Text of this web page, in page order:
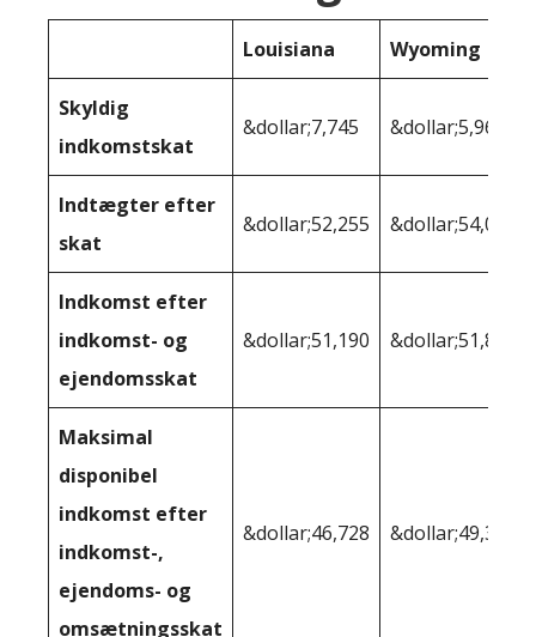
Louisiana Wyoming
Skyldig
indkomstskat
&dollar;7,745 &dollar;5,968
Indtægter efter
skat
&dollar;52,255 &dollar;54,032
Indkomst efter
indkomst- og
ejendomsskat
&dollar;51,190 &dollar;51,875
Maksimal
disponibel
indkomst efter
indkomst-,
ejendoms- og
omsætningsskat
&dollar;46,728 &dollar;49,301